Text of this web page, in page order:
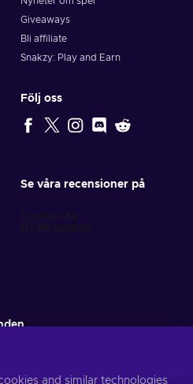
Giveaways
Bli affiliate
Snakzy: Play and Earn
Följ oss
Se våra recensioner på
prenumeration. Besök
and similar technologies